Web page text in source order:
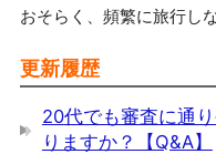
おそらく、頻繁に旅行し
更新履歴
20代でも審査に通
りますか？【Q&A】